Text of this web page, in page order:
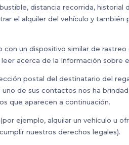
distancia recorrida,
el alquiler del vehículo y
un dispositivo similar de
acerca de la Información sobre
postal del destinatario del
de sus contactos nos ha
que aparecen a continuación.
ejemplo, alquilar un vehículo u
nuestros derechos legales).